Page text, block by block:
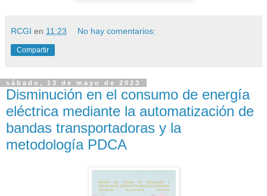
RCGI en 11:23 No hay comentarios:
Compartir
sábado, 13 de mayo de 2023
Disminución en el consumo de energía
eléctrica mediante la automatización de
bandas transportadoras y la
metodología PDCA